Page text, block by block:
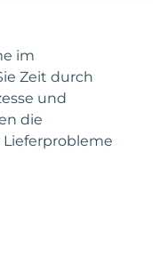
im
Zeit durch
und
die